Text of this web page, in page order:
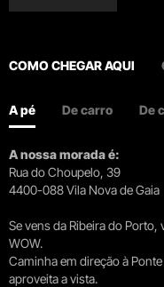
COMO CHEGAR AQUI
A pé De carro De
A nossa morada é:
Rua do Choupelo, 39
4400-088 Vila Nova de Gaia
Se vens da Ribeira do
WOW.
Caminha em direção à
aproveita a vista.